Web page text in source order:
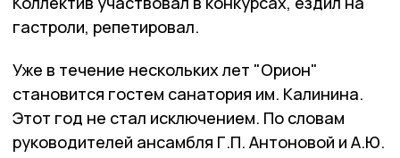
гастроли, репетировал.
Уже в течение нескольких лет "Орион"
становится гостем санатория им. Калинина.
Этот год не стал исключением. По словам
руководителей ансамбля Г.П. Антоновой и А.Ю.